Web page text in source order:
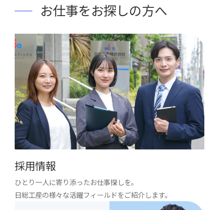
お仕事をお探しの方へ
採用情報
ひとり一人に寄り添ったお仕事探しを。
日総工産の様々な活躍フィールドをご紹介します。